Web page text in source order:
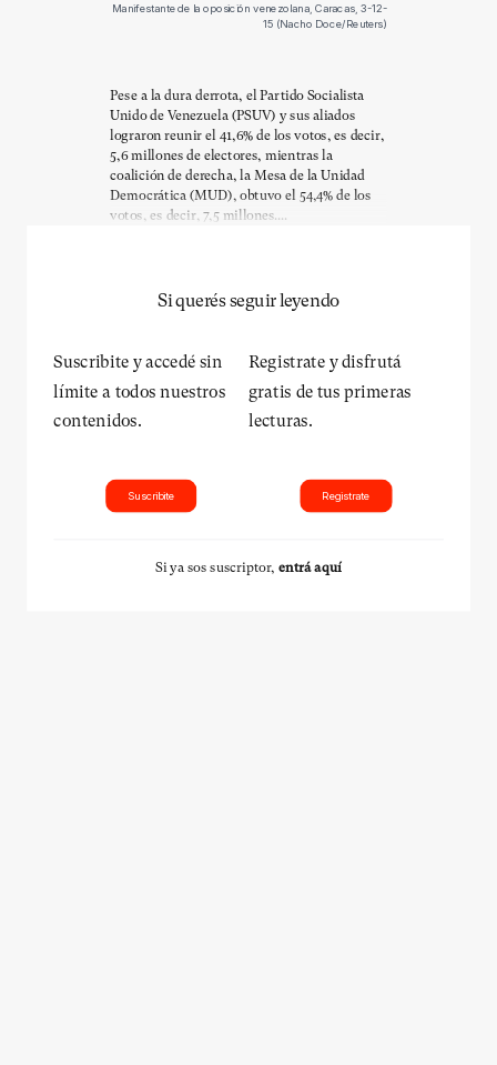
Manifestante de la oposición venezolana, Caracas, 3-12-
15 (Nacho Doce/Reuters)
Pese a la dura derrota, el Partido Socialista
Unido de Venezuela (PSUV) y sus aliados
lograron reunir el 41,6% de los votos, es decir,
5,6 millones de electores, mientras la
coalición de derecha, la Mesa de la Unidad
Democrática (MUD), obtuvo el 54,4% de los
votos, es decir, 7,5 millones....
Si querés seguir leyendo
Suscribite y accedé sin
límite a todos nuestros
contenidos.
Suscribite
Registrate y disfrutá
gratis de tus primeras
lecturas.
Registrate
Si ya sos suscriptor, entrá aquí